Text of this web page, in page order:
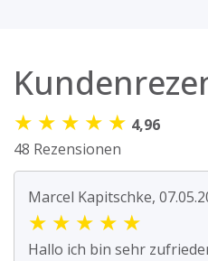
★ ★ ★ ★ ★ 4,96
48 Rezensionen
Marcel Kapitschke,
★ ★ ★ ★ ★
Hallo ich bin sehr